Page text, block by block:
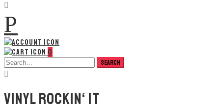
P
0
VINYL ROCKIN‘ IT